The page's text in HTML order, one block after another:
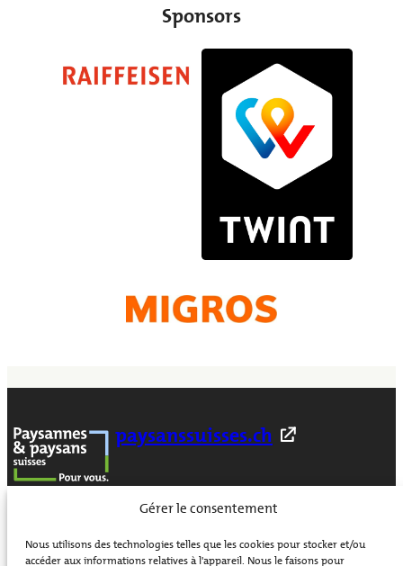
Gérer le consentement
Nous utilisons des technologies telles que les cookies pour stocker et/ou
accéder aux informations relatives à l'appareil. Nous le faisons pour
Sponsors
paysanssuisses.ch
S’inscrire à la newsletter
S’inscrire à la newsletter